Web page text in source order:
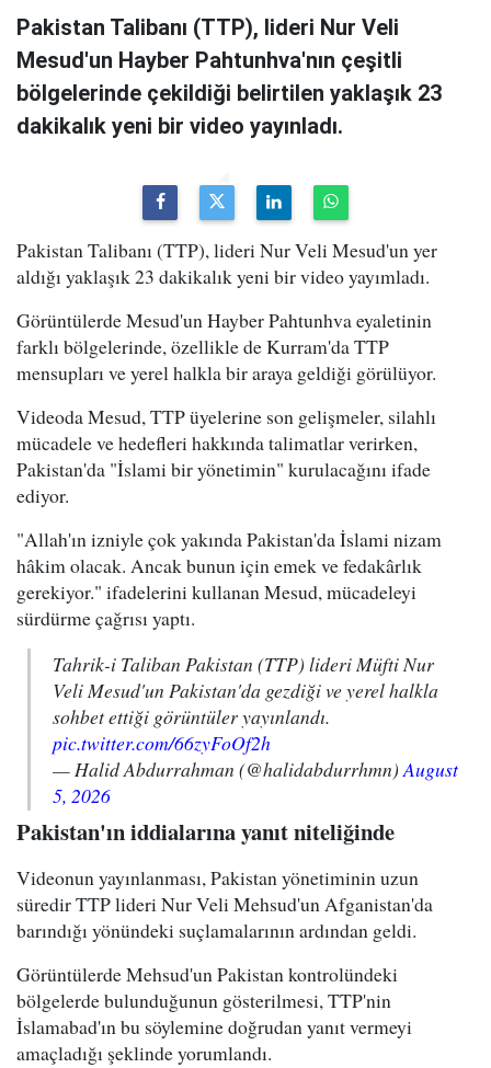
Pakistan Talibanı (TTP), lideri Nur Veli
Mesud'un Hayber Pahtunhva'nın çeşitli
bölgelerinde çekildiği belirtilen yaklaşık 23
dakikalık yeni bir video yayınladı.
Pakistan Talibanı (TTP), lideri Nur Veli Mesud'un yer
aldığı yaklaşık 23 dakikalık yeni bir video yayımladı.
Görüntülerde Mesud'un Hayber Pahtunhva eyaletinin
farklı bölgelerinde, özellikle de Kurram'da TTP
mensupları ve yerel halkla bir araya geldiği görülüyor.
Videoda Mesud, TTP üyelerine son gelişmeler, silahlı
mücadele ve hedefleri hakkında talimatlar verirken,
Pakistan'da "İslami bir yönetimin" kurulacağını ifade
ediyor.
"Allah'ın izniyle çok yakında Pakistan'da İslami nizam
hâkim olacak. Ancak bunun için emek ve fedakârlık
gerekiyor." ifadelerini kullanan Mesud, mücadeleyi
sürdürme çağrısı yaptı.
Tahrik-i Taliban Pakistan (TTP) lideri Müfti Nur
Veli Mesud'un Pakistan'da gezdiği ve yerel halkla
sohbet ettiği görüntüler yayınlandı.
pic.twitter.com/66zyFoOf2h
— Halid Abdurrahman (@halidabdurrhmn)August
5, 2026
Pakistan'ın iddialarına yanıt niteliğinde
Videonun yayınlanması, Pakistan yönetiminin uzun
süredir TTP lideri Nur Veli Mehsud'un Afganistan'da
barındığı yönündeki suçlamalarının ardından geldi.
Görüntülerde Mehsud'un Pakistan kontrolündeki
bölgelerde bulunduğunun gösterilmesi, TTP'nin
İslamabad'ın bu söylemine doğrudan yanıt vermeyi
amaçladığı şeklinde yorumlandı.